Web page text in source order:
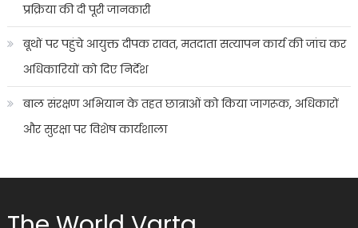
प्रक्रिया की दी पूरी जानकारी
बूथों पर पहुंचे आयुक्त दीपक रावत, मतदाता सत्यापन कार्य की जांच कर
अधिकारियों को दिए निर्देश
बाल संरक्षण अभियान के तहत छात्राओं को किया जागरूक, अधिकारों
और सुरक्षा पर विशेष कार्यशाला